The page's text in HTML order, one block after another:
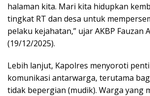
halaman kita. Mari kita hidupkan
tingkat RT dan desa untuk
pelaku kejahatan,” ujar AKBP Fauzan
(19/12/2025).
Lebih lanjut, Kapolres menyoroti
komunikasi antarwarga, terutama
tidak bepergian (mudik). Warga yang